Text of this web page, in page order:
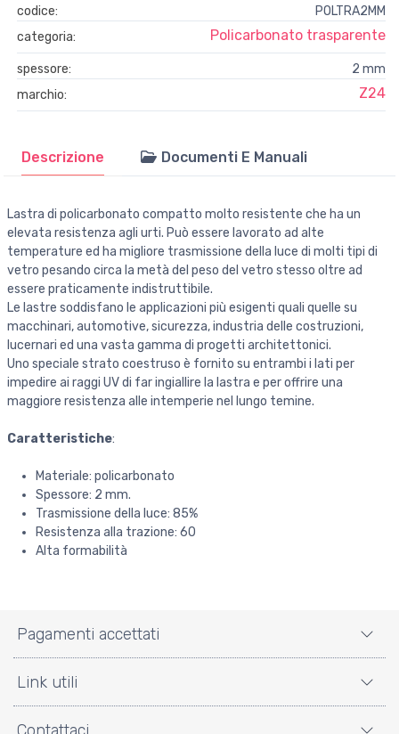
codice:
POLTRA2MM
categoria:
Policarbonato trasparente
spessore:
2 mm
marchio:
Z24
Descrizione Documenti E Manuali
Lastra di policarbonato compatto molto resistente che ha un
elevata resistenza agli urti. Può essere lavorato ad alte
temperature ed ha migliore trasmissione della luce di molti tipi di
vetro pesando circa la metà del peso del vetro stesso oltre ad
essere praticamente indistruttibile.
Le lastre soddisfano le applicazioni più esigenti quali quelle su
macchinari, automotive, sicurezza, industria delle costruzioni,
lucernari ed una vasta gamma di progetti architettonici.
Uno speciale strato coestruso è fornito su entrambi i lati per
impedire ai raggi UV di far ingiallire la lastra e per offrire una
maggiore resistenza alle intemperie nel lungo temine.
Caratteristiche:
Materiale: policarbonato
Spessore: 2 mm.
Trasmissione della luce: 85%
Resistenza alla trazione: 60
Alta formabilità
Pagamenti accettati
Link utili